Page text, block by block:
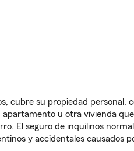
cubre su propiedad personal,
u otra vivienda
El seguro de inquilinos
y accidentales causados